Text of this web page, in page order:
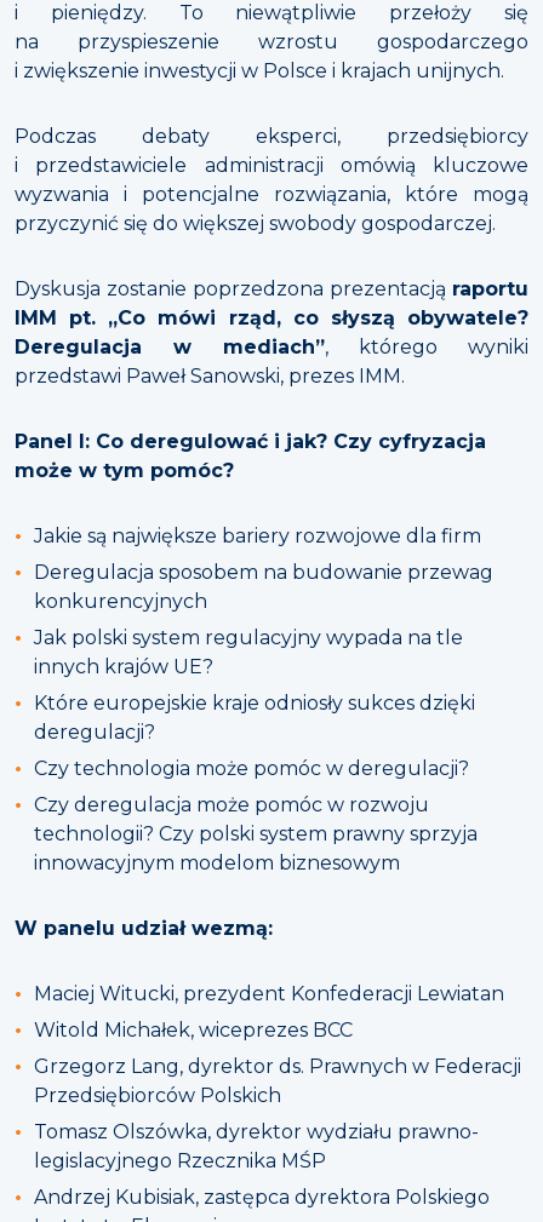
i pieniędzy. To niewątpliwie przełoży się
na przyspieszenie wzrostu gospodarczego
i zwiększenie inwestycji w Polsce i krajach unijnych.
Podczas debaty eksperci, przedsiębiorcy
i przedstawiciele administracji omówią kluczowe
wyzwania i potencjalne rozwiązania, które mogą
przyczynić się do większej swobody gospodarczej.
Dyskusja zostanie poprzedzona prezentacją raportu
IMM pt. „Co mówi rząd, co słyszą obywatele?
Deregulacja w mediach”, którego wyniki
przedstawi Paweł Sanowski, prezes IMM.
Panel I: Co deregulować i jak? Czy cyfryzacja
może w tym pomóc?
Jakie są największe bariery rozwojowe dla firm
Deregulacja sposobem na budowanie przewag
konkurencyjnych
Jak polski system regulacyjny wypada na tle
innych krajów UE?
Które europejskie kraje odniosły sukces dzięki
deregulacji?
Czy technologia może pomóc w deregulacji?
Czy deregulacja może pomóc w rozwoju
technologii? Czy polski system prawny sprzyja
innowacyjnym modelom biznesowym
W panelu udział wezmą:
Maciej Witucki, prezydent Konfederacji Lewiatan
Witold Michałek, wiceprezes BCC
Grzegorz Lang, dyrektor ds. Prawnych w Federacji
Przedsiębiorców Polskich
Tomasz Olszówka, dyrektor wydziału prawno-
legislacyjnego Rzecznika MŚP
Andrzej Kubisiak, zastępca dyrektora Polskiego